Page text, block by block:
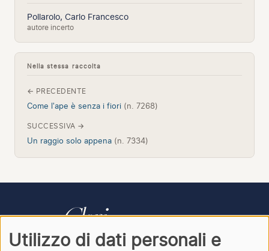
Pollarolo, Carlo Francesco
autore incerto
Nella stessa raccolta
← PRECEDENTE
Come l'ape è senza i fiori (n. 7268)
SUCCESSIVA →
Un raggio solo appena (n. 7334)
Utilizzo di dati personali e